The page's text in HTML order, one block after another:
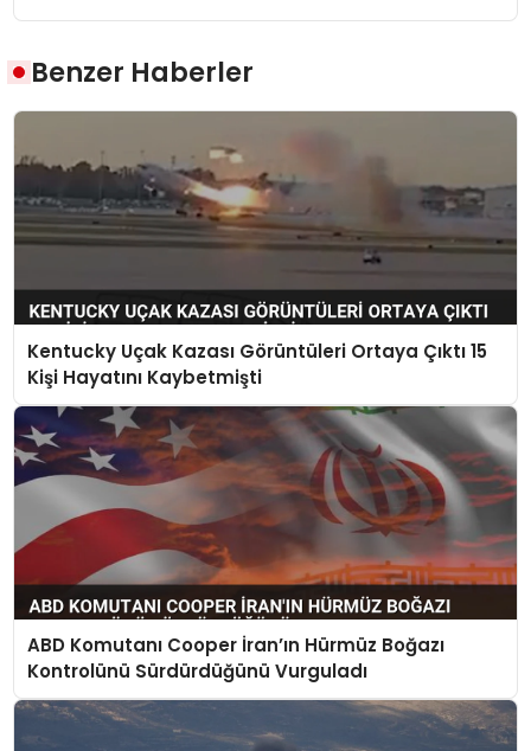
Benzer Haberler
Kentucky Uçak Kazası Görüntüleri Ortaya Çıktı 15
Kişi Hayatını Kaybetmişti
ABD Komutanı Cooper İran’ın Hürmüz Boğazı
Kontrolünü Sürdürdüğünü Vurguladı